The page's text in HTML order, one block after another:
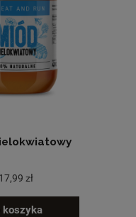
17,99 zł
koszyka